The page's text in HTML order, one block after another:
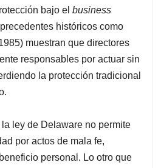
bajo el business
históricos como
muestran que directores
responsables por actuar sin
la protección tradicional
ley de Delaware no permite
por actos de mala fe,
personal. Lo otro que